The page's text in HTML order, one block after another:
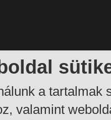
a tartalmak
valamint